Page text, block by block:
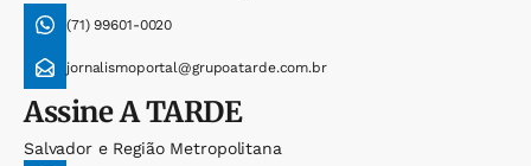
(71) 99601-0020
jornalismoportal@grupoatarde.com.br
AssineA TARDE
Salvador e Região Metropolitana